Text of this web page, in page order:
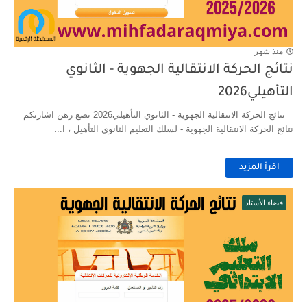
منذ شهر
نتائج الحركة الانتقالية الجهوية - الثانوي
التأهيلي2026
نتائج الحركة الانتقالية الجهوية - الثانوي التأهيلي2026 نضع رهن اشارتكم
نتائج الحركة الانتقالية الجهوية - لسلك التعليم الثانوي التأهيل ، ا...
اقرأ المزيد
فضاء الأستاذ